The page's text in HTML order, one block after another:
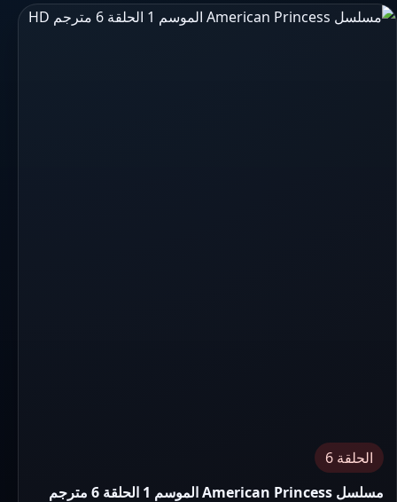
الحلقة 6
مسلسل American Princess الموسم 1 الحلقة 6 مترجم